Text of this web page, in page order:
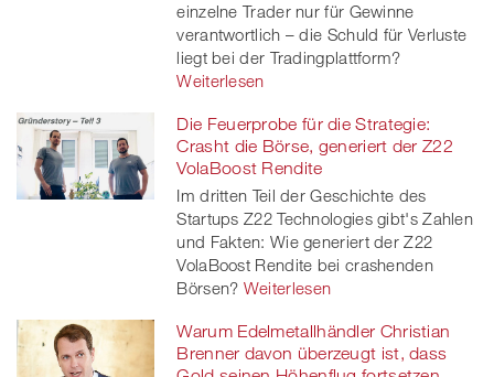
einzelne Trader nur für Gewinne
verantwortlich – die Schuld für Verluste
liegt bei der Tradingplattform?
Weiterlesen
Die Feuerprobe für die Strategie:
Crasht die Börse, generiert der Z22
VolaBoost Rendite
Im dritten Teil der Geschichte des
Startups Z22 Technologies gibt's Zahlen
und Fakten: Wie generiert der Z22
VolaBoost Rendite bei crashenden
Börsen? Weiterlesen
Warum Edelmetallhändler Christian
Brenner davon überzeugt ist, dass